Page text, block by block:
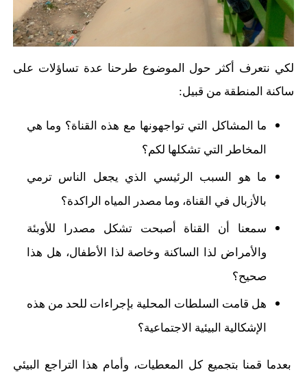
لكي نتعرف أكثر حول الموضوع طرحنا عدة تساؤلات على
ساكنة المنطقة من قبيل:
ما المشاكل التي تواجهونها مع هذه القناة؟ وما هي
المخاطر التي تشكلها لكم؟
ما هو السبب الرئيسي الذي يجعل الناس ترمي
بالأزبال في القناة، وما مصدر المياه الراكدة؟
سمعنا أن القناة أصبحت تشكل مصدرا للأوبئة
والأمراض لذا الساكنة وخاصة لذا الأطفال، هل هذا
صحيح؟
هل قامت السلطات المحلية بإجراءات للحد من هذه
الإشكالية البيئية الاجتماعية؟
بعدما قمنا بتجميع كل المعطيات، وأمام هذا التراجع البيئي